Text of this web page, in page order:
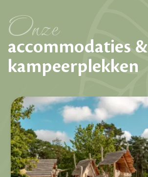
Onze
accommodaties &
kampeerplekken